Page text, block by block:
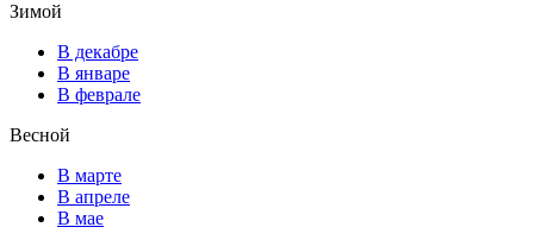
Зимой
В декабре
В январе
В феврале
Весной
В марте
В апреле
В мае